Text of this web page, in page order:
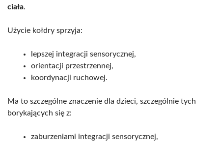
ciała.
Użycie kołdry sprzyja:
lepszej integracji sensorycznej,
orientacji przestrzennej,
koordynacji ruchowej.
Ma to szczególne znaczenie dla dzieci, szczególnie tych
borykających się z:
zaburzeniami integracji sensorycznej,